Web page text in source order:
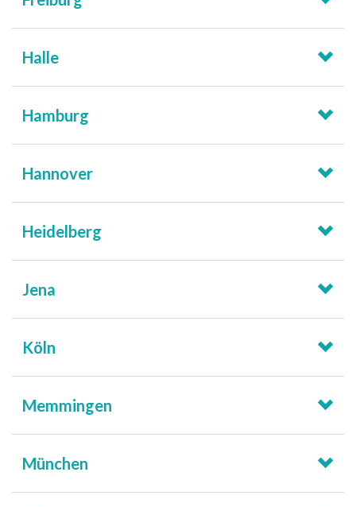
Halle
Hamburg
Hannover
Heidelberg
Jena
Köln
Memmingen
München